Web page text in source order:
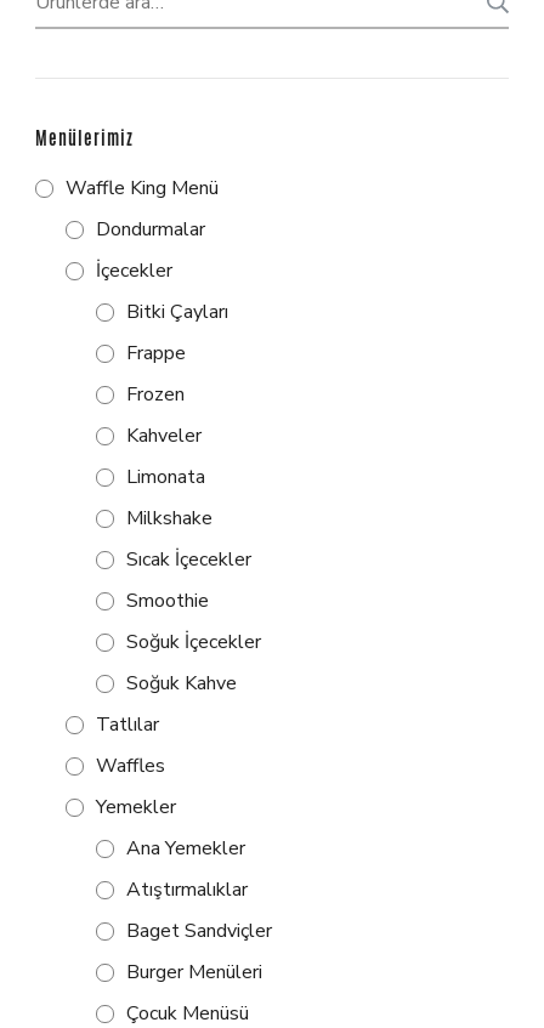
Menülerimiz
Waffle King Menü
Dondurmalar
İçecekler
Bitki Çayları
Frappe
Frozen
Kahveler
Limonata
Milkshake
Sıcak İçecekler
Smoothie
Soğuk İçecekler
Soğuk Kahve
Tatlılar
Waffles
Yemekler
Ana Yemekler
Atıştırmalıklar
Baget Sandviçler
Burger Menüleri
Çocuk Menüsü